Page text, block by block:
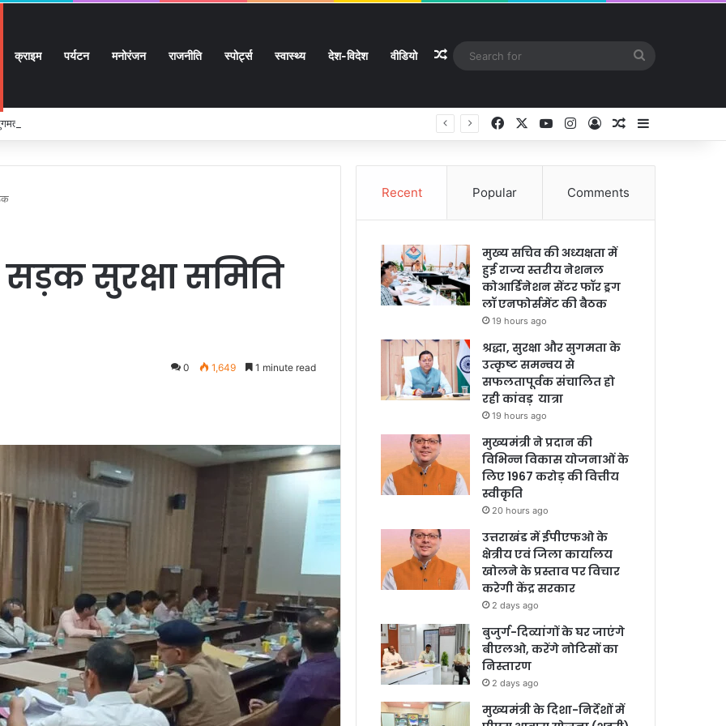
क्राइम पर्यटन मनोरंजन राजनीति स्पोर्ट्स स्वास्थ्य देश-विदेश वीडियो Random Article
के उत्कृष्ट समन्वय से सफलतापूर्वक संचालित हो रही कांवड़ यात्रा Facebook YouTubeInstagram
Log InRandom Article
सुरक्षा समिति
0 1,649 1 minute read
Recent Popular Comments
मुख्य सचिव की अध्यक्षता में
हुई राज्य स्तरीय नेशनल
कोआर्डिनेशन सेंटर फॉर ड्रग
लॉ एनफोर्समेंट की बैठक
19 hours ago
श्रद्धा, सुरक्षा और सुगमता के
उत्कृष्ट समन्वय से
सफलतापूर्वक संचालित हो
रही कांवड़ यात्रा
19 hours ago
मुख्यमंत्री ने प्रदान की
विभिन्न विकास योजनाओं के
लिए 1967 करोड़ की वित्तीय
स्वीकृति
20 hours ago
उत्तराखंड में ईपीएफओ के
क्षेत्रीय एवं जिला कार्यालय
खोलने के प्रस्ताव पर विचार
करेगी केंद्र सरकार
2 days ago
बुजुर्ग-दिव्यांगों के घर जाएंगे
बीएलओ, करेंगे नोटिसों का
निस्तारण
2 days ago
मुख्यमंत्री के दिशा-निर्देशों में